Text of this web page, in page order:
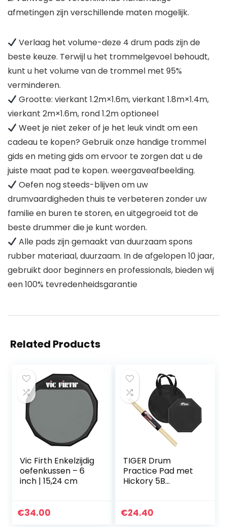
afmetingen zijn verschillende maten mogelijk.
Verlaag het volume-deze 4 drum pads zijn de
beste keuze. Terwijl u het trommelgevoel behoudt,
kunt u het volume van de trommel met 95%
verminderen.
Grootte: vierkant 1.2m×1.6m, vierkant 1.8m×1.4m,
vierkant 2m×1.6m, rond 1.2m optioneel
Weet je niet zeker of je het leuk vindt om een
cadeau te kopen? Gebruik onze handige trommel
gids en meting gids om ervoor te zorgen dat u de
juiste maat pad te kopen. weergaveafbeelding.
Oefen nog steeds-blijven om uw
drumvaardigheden thuis te verbeteren zonder uw
familie en buren te storen, en uitgegroeid tot de
beste drummer die je kunt worden.
Alle pads zijn gemaakt van duurzaam spons
rubber materiaal, duurzaam. In de afgelopen 10 jaar,
gebruikt door beginners en professionals, bieden wij
een 100% tevredenheidsgarantie
Related Products
Vic Firth Enkelzijdig
oefenkussen – 6
inch | 15,24 cm
€34.00
TIGER Drum
Practice Pad met
Hickory 5B
€24.40